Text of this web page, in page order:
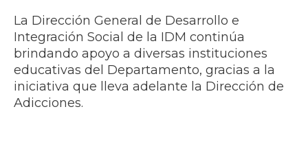
La Dirección General de Desarrollo e
Integración Social de la IDM continúa
brindando apoyo a diversas instituciones
educativas del Departamento, gracias a la
iniciativa que lleva adelante la Dirección de
Adicciones.